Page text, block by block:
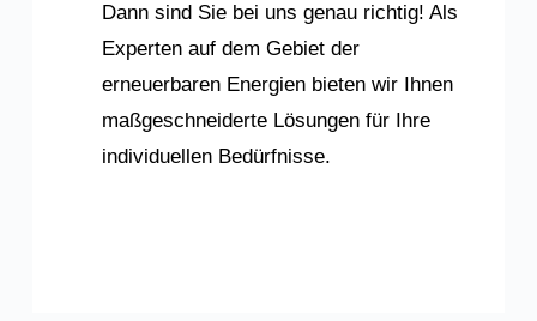
Dann sind Sie bei uns genau richtig! Als
Experten auf dem Gebiet der
erneuerbaren Energien bieten wir Ihnen
maßgeschneiderte Lösungen für Ihre
individuellen Bedürfnisse.